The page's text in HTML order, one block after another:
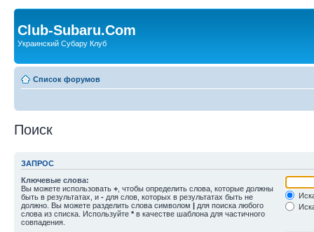
Club-Subaru.Com
Украинский Субару Клуб
Список форумов
Поиск
ЗАПРОС
Ключевые слова:
Вы можете использовать + , чтобы определить слова, которые должны
быть в результатах, и - для слов, которых в результатах быть не
должно. Вы можете разделить слова символом | для поиска любого
слова из списка. Используйте * в качестве шаблона для частичного
совпадения.